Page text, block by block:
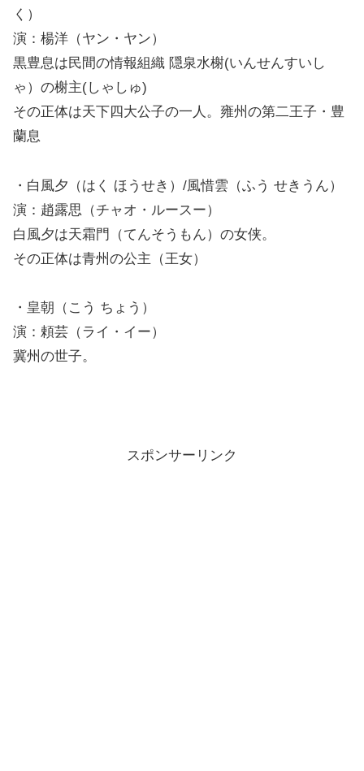
く）
演：楊洋（ヤン・ヤン）
黒豊息は民間の情報組織 隠泉水榭(いんせんすいし
ゃ）の榭主(しゃしゅ)
その正体は天下四大公子の一人。雍州の第二王子・豊
蘭息
・白風夕（はく ほうせき）/風惜雲（ふう せきうん）
演：趙露思（チャオ・ルースー）
白風夕は天霜門（てんそうもん）の女侠。
その正体は青州の公主（王女）
・皇朝（こう ちょう）
演：頼芸（ライ・イー）
冀州の世子。
スポンサーリンク